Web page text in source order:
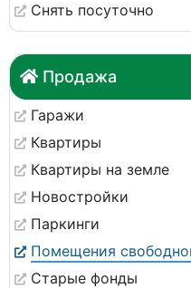
Снять посуточно
Продажа
Гаражи
Квартиры
Квартиры на земле
Новостройки
Паркинги
Старые фонды